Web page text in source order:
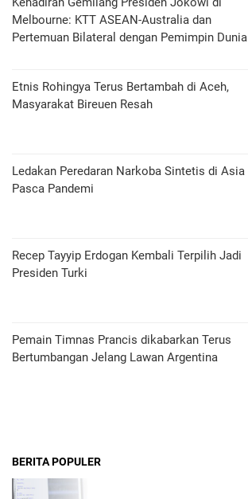
Melbourne: KTT ASEAN-Australia dan
Pertemuan Bilateral dengan Pemimpin Dunia
Etnis Rohingya Terus Bertambah di Aceh,
Masyarakat Bireuen Resah
Ledakan Peredaran Narkoba Sintetis di Asia
Pasca Pandemi
Recep Tayyip Erdogan Kembali Terpilih Jadi
Presiden Turki
Pemain Timnas Prancis dikabarkan Terus
Bertumbangan Jelang Lawan Argentina
BERITA POPULER